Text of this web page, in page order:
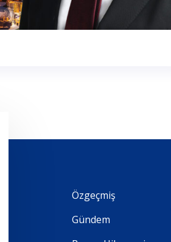
Özgeçmiş
Gündem